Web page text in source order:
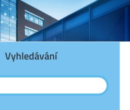
Vyhledávání